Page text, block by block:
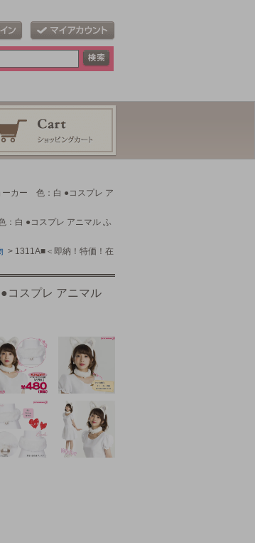
ーカー 色：白 ●コスプレ ア
白 ●コスプレ アニマル ふ
> 1311A■＜即納！特価！在
コスプレ アニマル